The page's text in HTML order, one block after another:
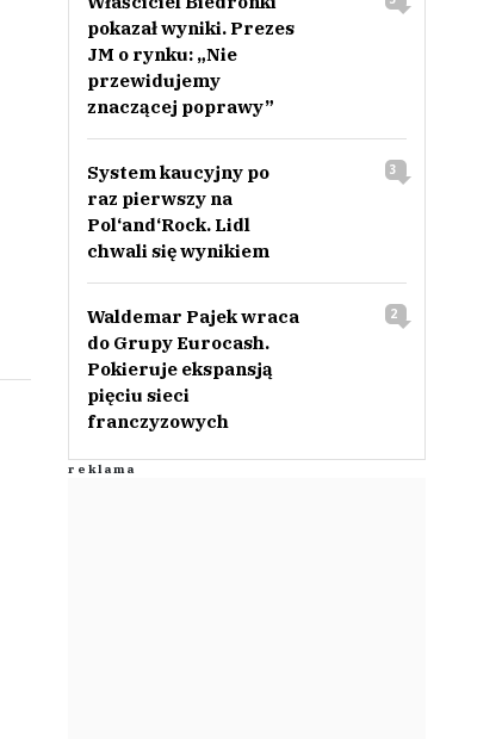
pokazał wyniki. Prezes
JM o rynku: „Nie
przewidujemy
znaczącej poprawy”
System kaucyjny po
raz pierwszy na
Pol‘and‘Rock. Lidl
chwali się wynikiem
3
Waldemar Pajek wraca
do Grupy Eurocash.
Pokieruje ekspansją
pięciu sieci
franczyzowych
2